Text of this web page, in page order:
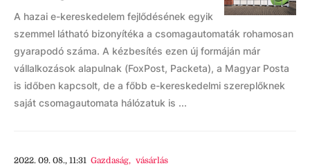
A hazai e-kereskedelem fejlődésének egyik
szemmel látható bizonyítéka a csomagautomaták rohamosan
gyarapodó száma. A kézbesítés ezen új formáján már
vállalkozások alapulnak (FoxPost, Packeta), a Magyar Posta
is időben kapcsolt, de a főbb e-kereskedelmi szereplőknek
saját csomagautomata hálózatuk is ...
2022. 09. 08., 11:31 Gazdaság, vásárlás